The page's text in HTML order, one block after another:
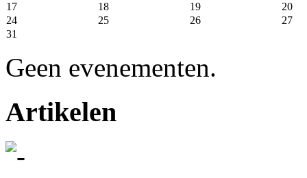
17
18 19
20
24
25 26
27
31
Geen evenementen.
Artikelen